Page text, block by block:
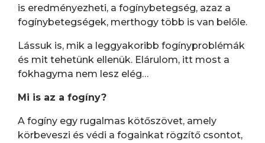
is eredményezheti, a fogínybetegség, azaz a
fogínybetegségek, merthogy több is van belőle.
Lássuk is, mik a leggyakoribb fogínyproblémák
és mit tehetünk ellenük. Elárulom, itt most a
fokhagyma nem lesz elég…
Mi is az a fogíny?
A fogíny egy rugalmas kötőszövet, amely
körbeveszi és védi a fogainkat rögzítő csontot,